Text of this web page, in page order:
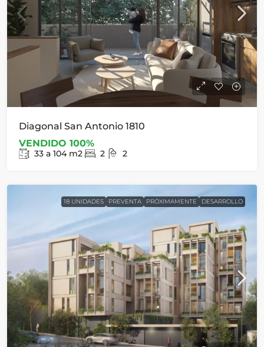
Diagonal San Antonio 1810
VENDIDO 100%
33 a 104 m2 2 2
18 UNIDADES PREVENTA PRÓXIMAMENTE DESARROLLO